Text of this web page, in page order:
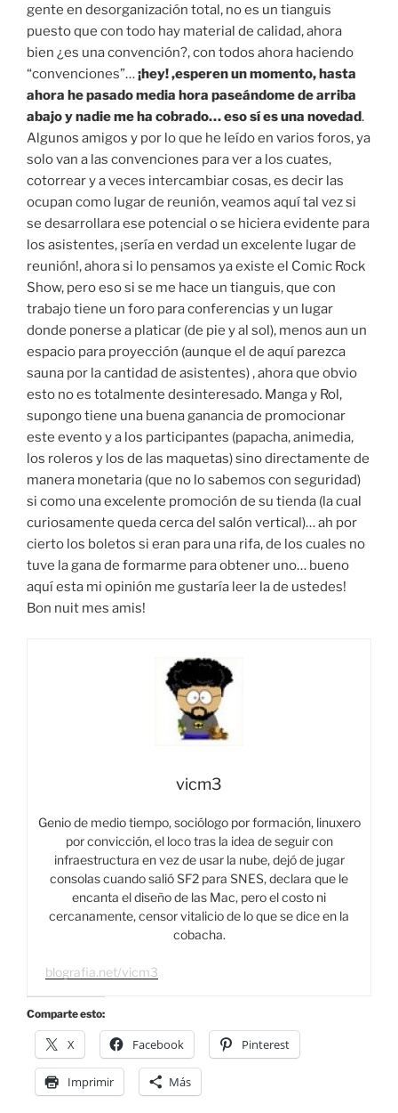
gente en desorganización total, no es un tianguis
puesto que con todo hay material de calidad, ahora
bien ¿es una convención?, con todos ahora haciendo
“convenciones”…¡hey! ,esperen un momento, hasta
ahora he pasado media hora paseándome de arriba
abajo y nadie me ha cobrado… eso sí es una novedad.
Algunos amigos y por lo que he leído en varios foros, ya
solo van a las convenciones para ver a los cuates,
cotorrear y a veces intercambiar cosas, es decir las
ocupan como lugar de reunión, veamos aquí tal vez si
se desarrollara ese potencial o se hiciera evidente para
los asistentes, ¡sería en verdad un excelente lugar de
reunión!, ahora si lo pensamos ya existe el Comic Rock
Show, pero eso si se me hace un tianguis, que con
trabajo tiene un foro para conferencias y un lugar
donde ponerse a platicar (de pie y al sol), menos aun un
espacio para proyección (aunque el de aquí parezca
sauna por la cantidad de asistentes) , ahora que obvio
esto no es totalmente desinteresado. Manga y Rol,
supongo tiene una buena ganancia de promocionar
este evento y a los participantes (papacha, animedia,
los roleros y los de las maquetas) sino directamente de
manera monetaria (que no lo sabemos con seguridad)
si como una excelente promoción de su tienda (la cual
curiosamente queda cerca del salón vertical)… ah por
cierto los boletos si eran para una rifa, de los cuales no
tuve la gana de formarme para obtener uno… bueno
aquí esta mi opinión me gustaría leer la de ustedes!
Bon nuit mes amis!
vicm3
Genio de medio tiempo, sociólogo por formación, linuxero
por convicción, el loco tras la idea de seguir con
infraestructura en vez de usar la nube, dejó de jugar
consolas cuando salió SF2 para SNES, declara que le
encanta el diseño de las Mac, pero el costo ni
cercanamente, censor vitalicio de lo que se dice en la
cobacha.
blografia.net/vicm3
Comparte esto:
X Facebook Pinterest
Imprimir Más